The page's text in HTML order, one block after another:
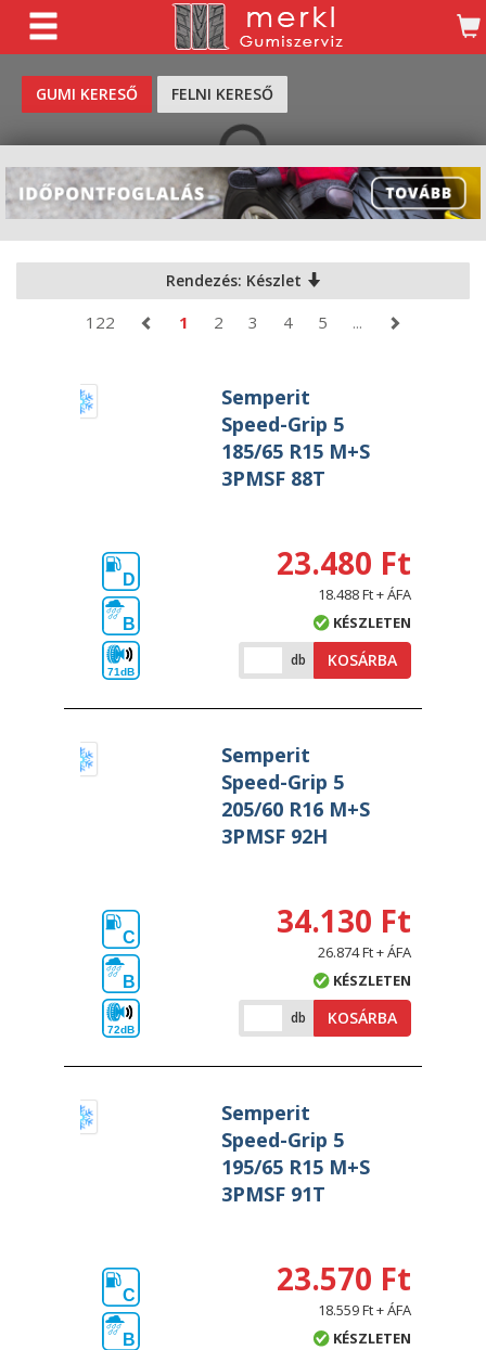
GUMI KERESŐ FELNI KERESŐ
KERESÉS
Rendezés: Készlet
122 1 2 3 4 5 ...
Semperit
Speed-Grip 5
185/65 R15 M+S
3PMSF 88T
D
B
71dB
23.480 Ft
18.488 Ft + ÁFA
KÉSZLETEN
db KOSÁRBA
Semperit
Speed-Grip 5
205/60 R16 M+S
3PMSF 92H
C
B
72dB
34.130 Ft
26.874 Ft + ÁFA
KÉSZLETEN
db KOSÁRBA
Semperit
Speed-Grip 5
195/65 R15 M+S
3PMSF 91T
C
B
23.570 Ft
18.559 Ft + ÁFA
KÉSZLETEN